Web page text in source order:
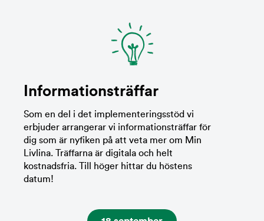
Informationsträffar
Som en del i det implementeringsstöd vi
erbjuder arrangerar vi informationsträffar för
dig som är nyfiken på att veta mer om Min
Livlina. Träffarna är digitala och helt
kostnadsfria. Till höger hittar du höstens
datum!